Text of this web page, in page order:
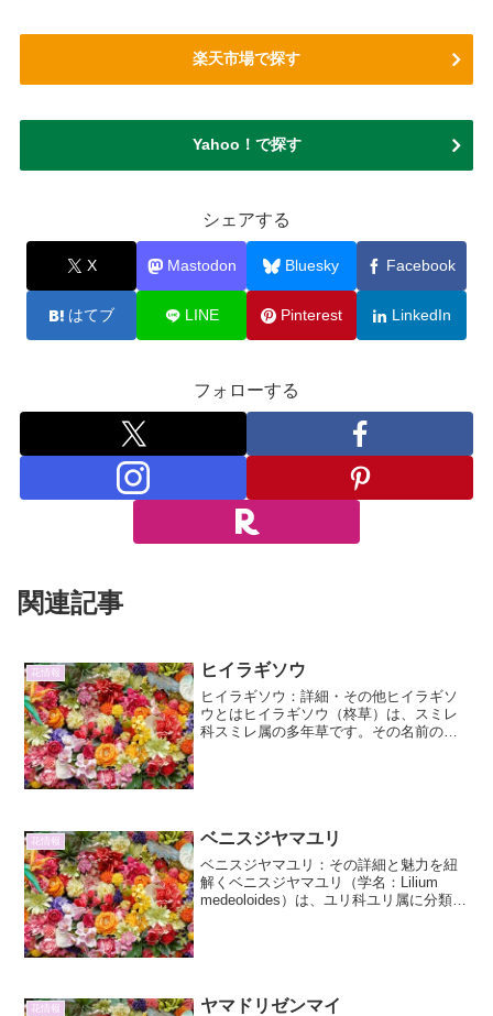
楽天市場で探す
Yahoo！で探す
シェアする
X Mastodon Bluesky Facebook
はてブ LINE Pinterest LinkedIn
フォローする
関連記事
花情報 ヒイラギソウ
ヒイラギソウ：詳細・その他ヒイラギソ
ウとはヒイラギソウ（柊草）は、スミレ
科スミレ属の多年草です。その名前の由
花情報 ベニスジヤマユリ
ベニスジヤマユリ：その詳細と魅力を紐
解くベニスジヤマユリ（学名：Lilium
medeoloides）は、ユリ科ユリ属に分類さ
花情報 ヤマドリゼンマイ